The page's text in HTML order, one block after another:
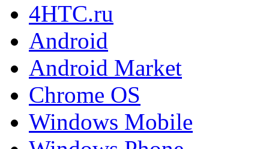
4HTC.ru
Android
Android Market
Chrome OS
Windows Mobile